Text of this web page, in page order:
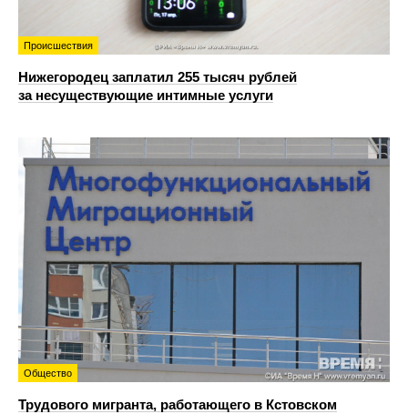
Происшествия
Нижегородец заплатил 255 тысяч рублей
за несуществующие интимные услуги
Общество
Трудового мигранта, работающего в Кстовском